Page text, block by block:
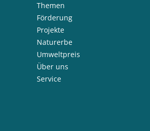
Themen
Förderung
Projekte
Naturerbe
Umweltpreis
Über uns
Service